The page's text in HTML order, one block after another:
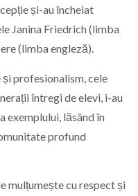
și-au încheiat
Janina Friedrich (limba
(limba engleză).
profesionalism, cele
întregi de elevi, i-au
exemplului, lăsând în
profund
mulțumește cu respect și